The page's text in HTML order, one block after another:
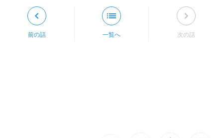
keyboard_arrow_left
前の話
list
一覧へ
keyboard_arrow_right
次の話